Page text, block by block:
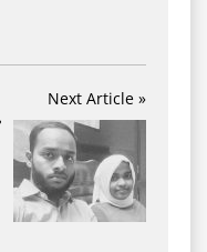
Next Article »